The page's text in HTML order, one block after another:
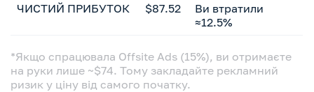
ЧИСТИЙ ПРИБУТОК $87.52
Ви втратили
≈12.5%
*Якщо спрацювала Offsite Ads (15%), ви отримаєте
на руки лише ~$74. Тому закладайте рекламний
ризик у ціну від самого початку.